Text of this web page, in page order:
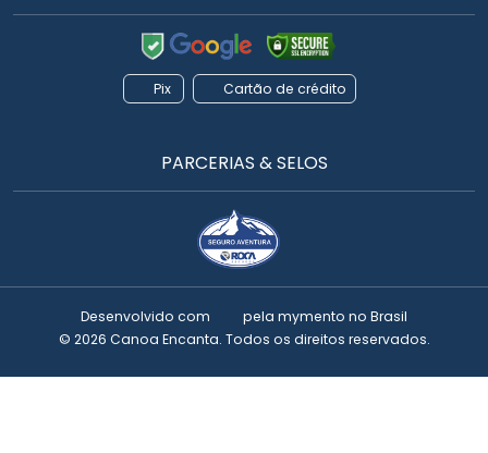
Pix Cartão de crédito
PARCERIAS & SELOS
Desenvolvido com pela mymento no Brasil
© 2026 Canoa Encanta. Todos os direitos reservados.